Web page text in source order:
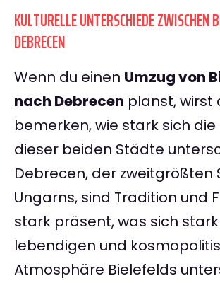
KULTURELLE UNTERSCHIEDE ZWISCHEN
DEBRECEN
Wenn du einen Umzug von
nach Debrecen planst, wirst
bemerken, wie stark sich die
dieser beiden Städte
Debrecen, der zweitgrößten
Ungarns, sind Tradition und
stark präsent, was sich
lebendigen und
Atmosphäre Bielefelds